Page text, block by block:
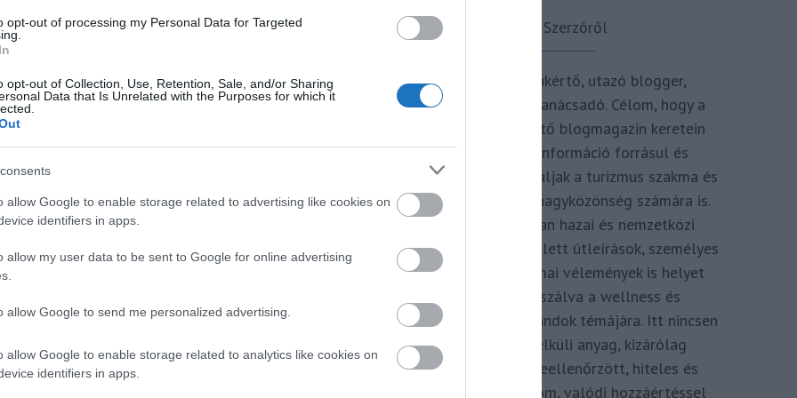
opt-out of processing my Personal Data for Targeted
opt-out of Collection, Use, Retention, Sale, and/or Sharing
Data that Is Unrelated with the Purposes for which it
allow Google to enable storage related to advertising like cookies on
identifiers in apps.
allow my user data to be sent to Google for online advertising
allow Google to send me personalized advertising.
allow Google to enable storage related to analytics like cookies on
identifiers in apps.
Airbnb Ireland 2023 júniusa óta aktív tárgyalásokat
érdekében, ezért a vállalat meglepődött és
a törvényeket, amelyek szerintük
korábban sikertelenül támadta meg az ügyészek
Bírósága az olasz kormány javára döntött, a
adótörvényt.
miniszterelnök a rövid távú ingatlan kiadás adóját
és ígéretet tett arra, hogy az szálláskiadással
vállalta, hogy 94 millió eurót (35,5 milliárd
az áfa-pert, amelynek részleteiről ebben a cikkben
A Szerzőről
Turisztikai szakértő, utazó blogger,
vendégélmény tanácsadó. Célom, hogy a
kategória teremtő blogmagazin keretein
belül hiteles információ forrásul és
inspirációul szolgáljak a turizmus szakma és
az utazni vágyó nagyközönség számára is.
Repertoáromban hazai és nemzetközi
turizmus hírek mellett útleírások, személyes
ajánlók és szakmai vélemények is helyet
kapnak, fókuszálva a wellness és
termálfürdők, strandok témájára. Itt nincsen
hivatkozás nélküli anyag, kizárólag
többszörösen leellenőrzött, hiteles és
minőségi tartalom, valódi hozzáértéssel